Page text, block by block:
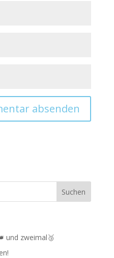
und zweimal🥉